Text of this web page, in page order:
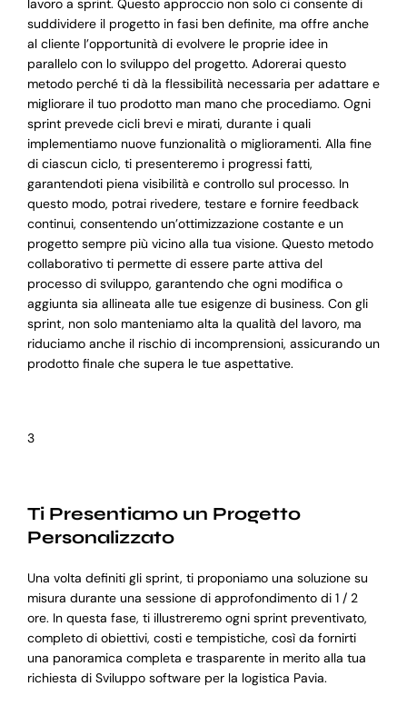
lavoro a sprint. Questo approccio non solo ci consente di
suddividere il progetto in fasi ben definite, ma offre anche
al cliente l’opportunità di evolvere le proprie idee in
parallelo con lo sviluppo del progetto. Adorerai questo
metodo perché ti dà la flessibilità necessaria per adattare e
migliorare il tuo prodotto man mano che procediamo. Ogni
sprint prevede cicli brevi e mirati, durante i quali
implementiamo nuove funzionalità o miglioramenti. Alla fine
di ciascun ciclo, ti presenteremo i progressi fatti,
garantendoti piena visibilità e controllo sul processo. In
questo modo, potrai rivedere, testare e fornire feedback
continui, consentendo un’ottimizzazione costante e un
progetto sempre più vicino alla tua visione. Questo metodo
collaborativo ti permette di essere parte attiva del
processo di sviluppo, garantendo che ogni modifica o
aggiunta sia allineata alle tue esigenze di business. Con gli
sprint, non solo manteniamo alta la qualità del lavoro, ma
riduciamo anche il rischio di incomprensioni, assicurando un
prodotto finale che supera le tue aspettative.
3
Ti Presentiamo un Progetto
Personalizzato
Una volta definiti gli sprint, ti proponiamo una soluzione su
misura durante una sessione di approfondimento di 1 / 2
ore. In questa fase, ti illustreremo ogni sprint preventivato,
completo di obiettivi, costi e tempistiche, così da fornirti
una panoramica completa e trasparente in merito alla tua
richiesta di Sviluppo software per la logistica Pavia.